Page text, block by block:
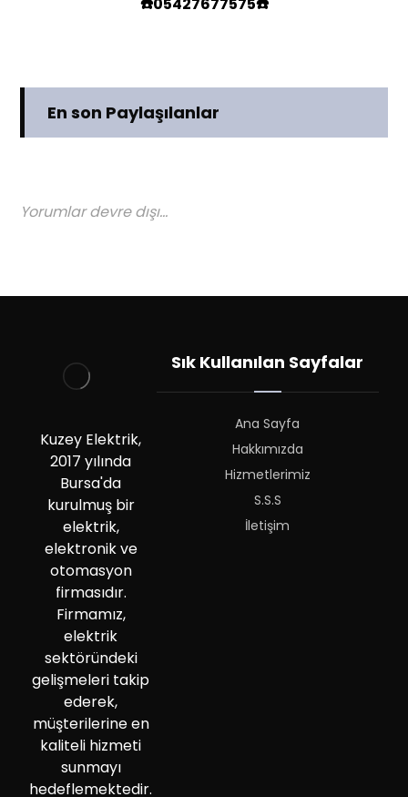
En son Paylaşılanlar
Yorumlar devre dışı...
Kuzey Elektrik,
2017 yılında
Bursa'da
kurulmuş bir
elektrik,
elektronik ve
otomasyon
firmasıdır.
Firmamız,
elektrik
sektöründeki
gelişmeleri takip
ederek,
müşterilerine en
kaliteli hizmeti
sunmayı
hedeflemektedir.
Sık Kullanılan Sayfalar
Ana Sayfa
Hakkımızda
Hizmetlerimiz
S.S.S
İletişim